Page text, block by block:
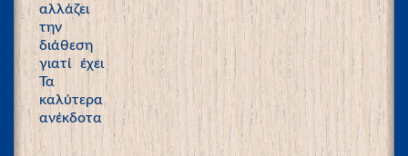
αλλάζει
την
διάθεση
γιατί έχει
Τα
καλύτερα
ανέκδοτα